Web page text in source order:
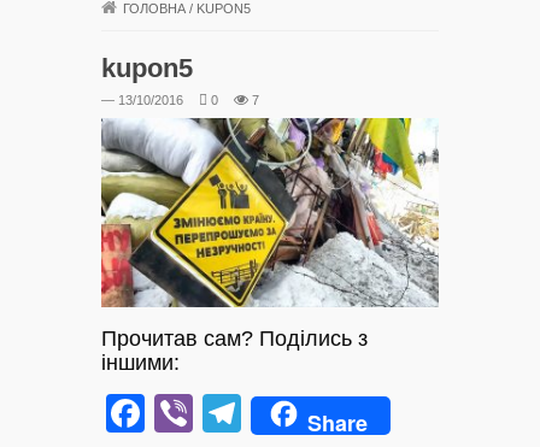
ГОЛОВНА / KUPON5
kupon5
— 13/10/2016 0 7
Прочитав сам? Поділись з
іншими:
Facebook
ViberTelegram
Share